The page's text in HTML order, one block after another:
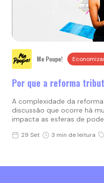
Me Poupe!
Por que a reforma
A complexidade da
discussão que ocorre há
impacta as esferas de
29 Set 3 min de leitura